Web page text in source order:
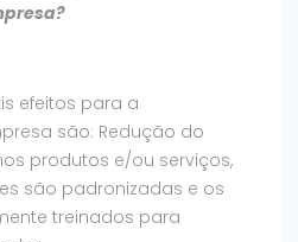
efeitos para a
são: Redução do
produtos e/ou serviços,
são padronizadas e os
treinados para